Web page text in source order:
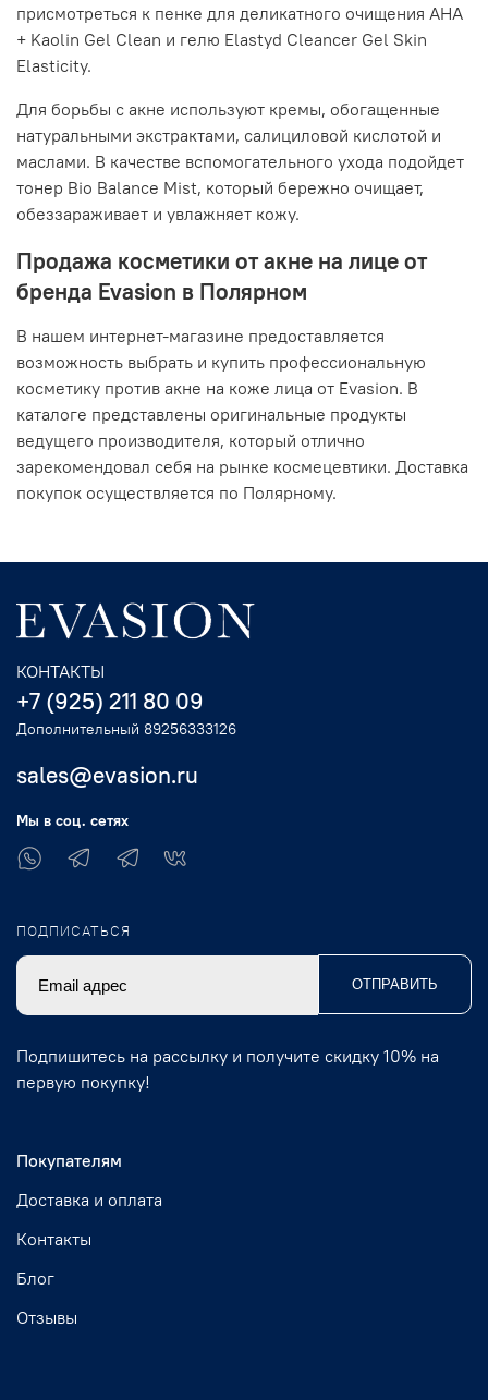
присмотреться к пенке для деликатного очищения AHA
+ Kaolin Gel Clean и гелю Elastyd Cleancer Gel Skin
Elasticity.
Для борьбы с акне используют кремы, обогащенные
натуральными экстрактами, салициловой кислотой и
маслами. В качестве вспомогательного ухода подойдет
тонер Bio Balance Mist, который бережно очищает,
обеззараживает и увлажняет кожу.
Продажа косметики от акне на лице от
бренда Evasion в Полярном
В нашем интернет-магазине предоставляется
возможность выбрать и купить профессиональную
косметику против акне на коже лица от Evasion. В
каталоге представлены оригинальные продукты
ведущего производителя, который отлично
зарекомендовал себя на рынке космецевтики. Доставка
покупок осуществляется по Полярному.
Покупателям
Доставка и оплата
Контакты
Блог
Отзывы
КОНТАКТЫ
+7 (925) 211 80 09
Дополнительный 89256333126
sales@evasion.ru
Мы в соц. сетях
ПОДПИСАТЬСЯ
ОТПРАВИТЬ
Подпишитесь на рассылку и получите скидку 10% на
первую покупку!